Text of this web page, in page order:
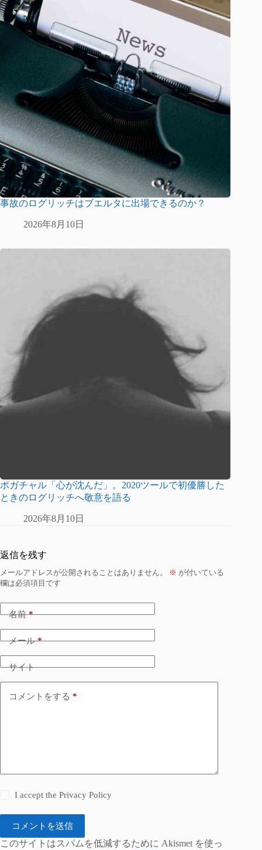
事故のログリッチはブエルタに出場できるのか？
2026年8月10日
ポガチャル「心が沈んだ」。2020ツールで初優勝した
ときのログリッチへ敬意を語る
2026年8月10日
返信を残す
メールアドレスが公開されることはありません。 ※ が付いている
欄は必須項目です
名前*
メール*
サイト
コメントをする *
I accept thePrivacy Policy
コメントを送信
このサイトはスパムを低減するために Akismet を使っ